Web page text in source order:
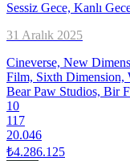
Sessiz Gece, Kanlı
31 Aralık 2025
Cineverse, New
Film, Sixth Dimension,
Bear Paw Studios, Bir
10
117
20.046
₺4.286.125